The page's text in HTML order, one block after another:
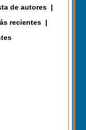
de autores |
recientes |